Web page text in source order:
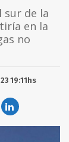
sur de la
en la
no
19:11hs